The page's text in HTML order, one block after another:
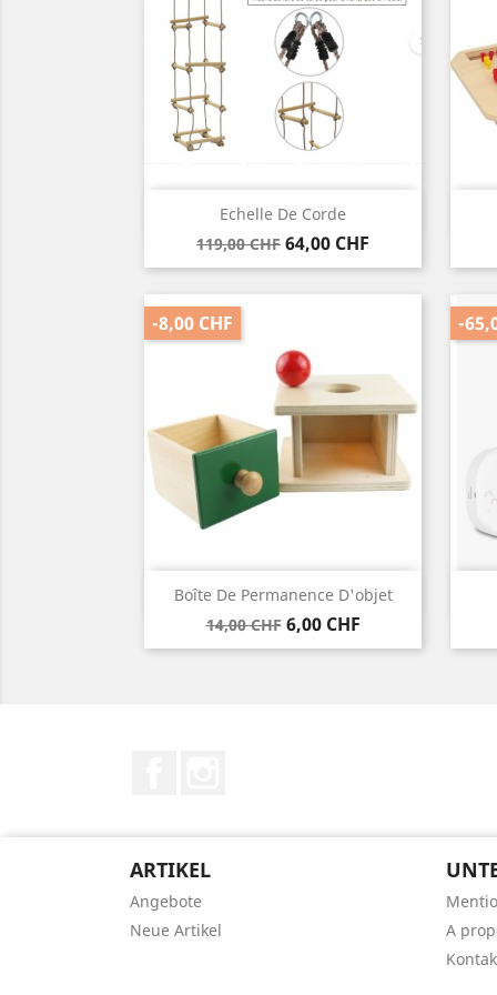
Echelle De Corde
Verkaufspreis
119,00 CHF Preis
64,00 CHF
Vorschau
Boîte De Permanence D'objet
Verkaufspreis
14,00 CHF Preis
6,00 CHF
-8,00 CHF
Vorschau
-
ARTIKEL
Angebote
Neue Artikel
A